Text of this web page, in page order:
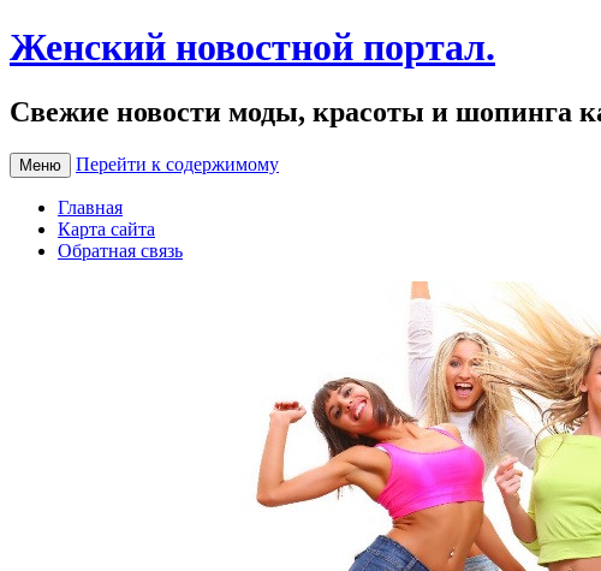
Женский новостной портал.
Свежие новости моды, красоты и шопинга
Меню Перейти к содержимому
Главная
Карта сайта
Обратная связь